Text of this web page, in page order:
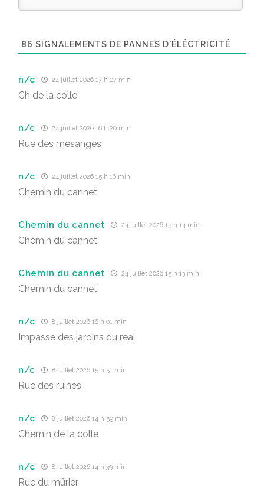
86 SIGNALEMENTS DE PANNES D'ÉLÉCTRICITÉ
n/c 24 juillet 2026 17 h 07 min
Ch de la colle
n/c 24 juillet 2026 16 h 20 min
Rue des mésanges
n/c 24 juillet 2026 15 h 16 min
Chemin du cannet
Chemin du cannet 24 juillet 2026 15 h 14 min
Chemin du cannet
Chemin du cannet 24 juillet 2026 15 h 13 min
Chemin du cannet
n/c 8 juillet 2026 16 h 01 min
Impasse des jardins du real
n/c 8 juillet 2026 15 h 51 min
Rue des ruines
n/c 8 juillet 2026 14 h 59 min
Chemin de la colle
n/c 8 juillet 2026 14 h 39 min
Rue du mûrier